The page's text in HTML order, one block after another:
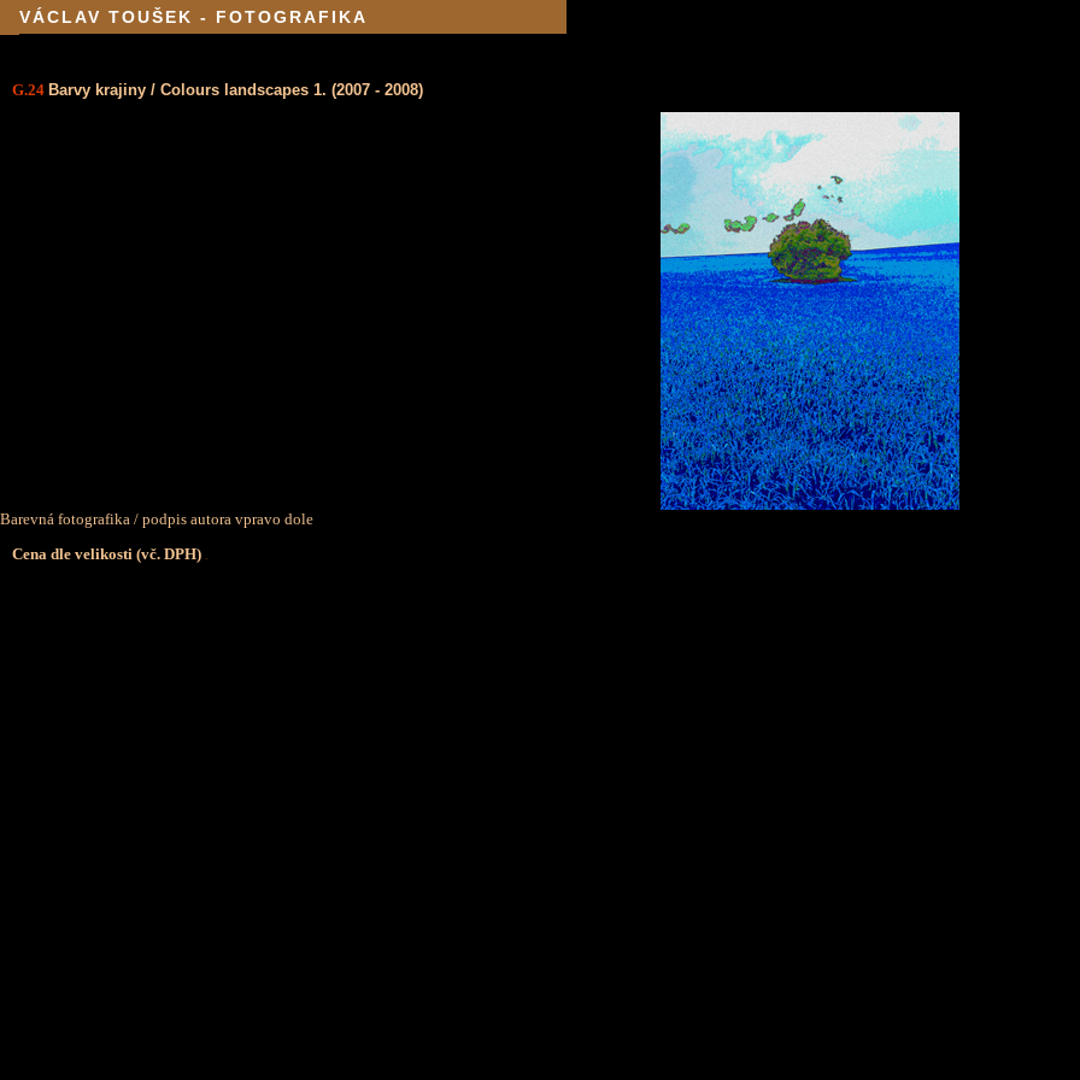
VÁCLAV TOUŠEK - FOTOGRAFIKA
G.24 Barvy krajiny / Colours landscapes 1. (2007 - 2008)
Barevná fotografika / podpis autora vpravo dole
Cena dle velikosti (vč. DPH) .